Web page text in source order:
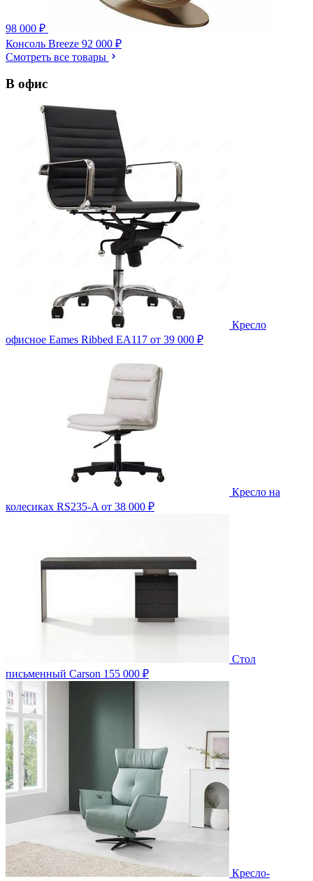
98 000 ₽
Консоль Breeze 92 000 ₽
Смотреть все товары
В офис
Кресло
офисное Eames Ribbed EA117 от 39 000 ₽
Кресло на
колесиках RS235-A от 38 000 ₽
Стол
письменный Carson 155 000 ₽
Кресло-